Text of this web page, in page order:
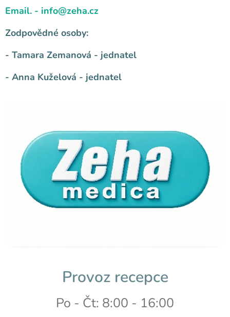
Email. - info@zeha.cz
Zodpovědné osoby:
- Tamara Zemanová - jednatel
- Anna Kuželová - jednatel
Provoz recepce
Po - Čt: 8:00 - 16:00